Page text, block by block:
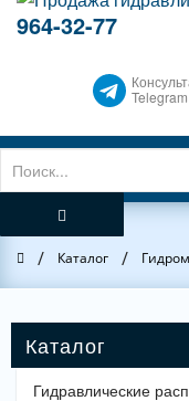
964-32-77
Telegram
Главная
/ Каталог /
Гидравлические